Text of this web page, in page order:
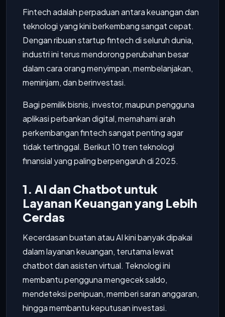
Fintech adalah perpaduan antara keuangan dan
teknologi yang kini berkembang sangat cepat.
Dengan ribuan startup fintech di seluruh dunia,
industri ini terus mendorong perubahan besar
dalam cara orang menyimpan, membelanjakan,
meminjam, dan berinvestasi.
Bagi pemilik bisnis, investor, maupun pengguna
aplikasi perbankan digital, memahami arah
perkembangan fintech sangat penting agar
tidak tertinggal. Berikut 10 tren teknologi
finansial yang paling berpengaruh di 2025.
1. AI dan Chatbot untuk
Layanan Keuangan yang Lebih
Cerdas
Kecerdasan buatan atau AI kini banyak dipakai
dalam layanan keuangan, terutama lewat
chatbot dan asisten virtual. Teknologi ini
membantu pengguna mengecek saldo,
mendeteksi penipuan, memberi saran anggaran,
hingga membantu keputusan investasi.